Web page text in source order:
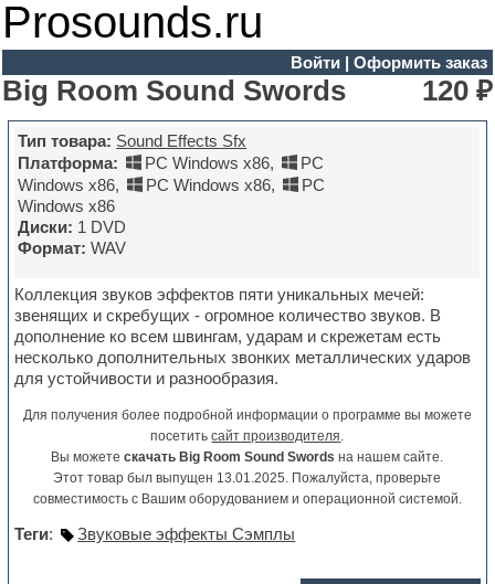
Prosounds.ru
Войти| Оформить заказ
Big Room Sound Swords 120 ₽
Тип товара: Sound Effects Sfx
Платформа:
PC Windows x86,
PC
Windows x86, PC Windows x86,
PC
Windows x86
Диски: 1 DVD
Формат: WAV
Коллекция звуков эффектов пяти уникальных мечей:
звенящих и скребущих - огромное количество звуков. В
дополнение ко всем швингам, ударам и скрежетам есть
несколько дополнительных звонких металлических ударов
для устойчивости и разнообразия.
Для получения более подробной информации о программе вы можете
посетитьсайт производителя.
Вы можетескачать Big Room Sound Swords на нашем сайте.
Этот товар был выпущен 13.01.2025. Пожалуйста, проверьте
совместимость с Вашим оборудованием и операционной системой.
Теги: Звуковые эффекты Сэмплы